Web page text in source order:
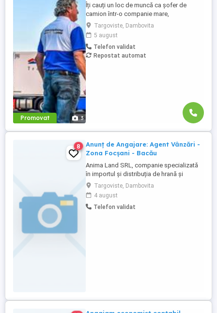
Promovat 3
Îți cauți un loc de muncă ca șofer de
camion într-o companie mare,
internațională și stabilă? Atunci vino în
echipa Heisterkamp! Angajăm șoferi cu
sau fără experiență și echipaje pentru
transport internațional. Beneficii: training
de inițiere la începutul activității în cadrul
Targoviste, Dambovita
5 august
Telefon validat
Repostat automat
8
Anunț de Angajare: Agent Vânzări -
Zona Focșani - Bacău
Anima Land SRL, companie specializată
în importul și distribuția de hrană și
accesorii pentru animale, este în căutarea
unui Agent de Vânzări dedicat pentru zona
Focșani - Bacău. Dacă ești o persoană
comunicativă, dinamică și ai experiență în
Targoviste, Dambovita
4 august
Telefon validat